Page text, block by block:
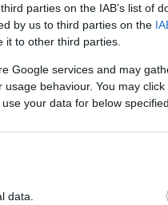
parties on the IAB’s list of
by us to third parties on the
it to other third parties.
Google services and may
behaviour. You may
your data for below
data.
την
οφειλές
Αθηνών